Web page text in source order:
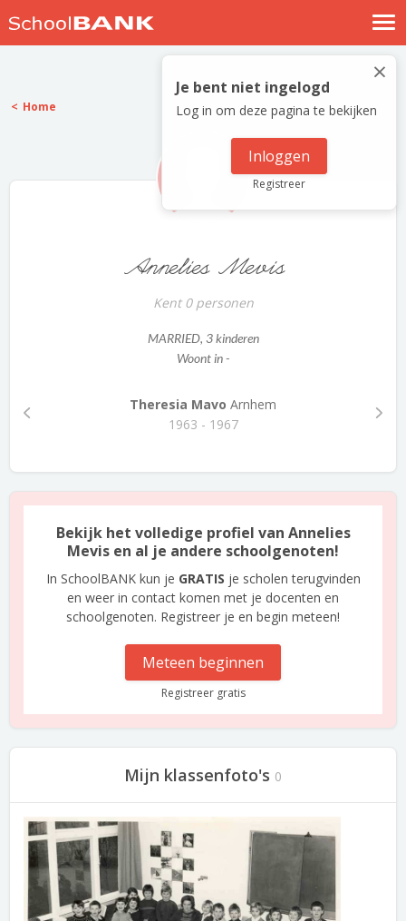
Nostalgische verhalen
Log in
Meld je gratis aan
×
Je bent niet ingelogd
Log in om deze pagina te bekijken
Inloggen
Registreer
Home
Annelies Mevis
Kent 0 personen
MARRIED, 3 kinderen
Woont in -
Theresia Mavo Arnhem
1963 - 1967
Bekijk het volledige profiel van Annelies
Mevis en al je andere schoolgenoten!
In SchoolBANK kun je GRATIS je scholen terugvinden
en weer in contact komen met je docenten en
schoolgenoten. Registreer je en begin meteen!
Meteen beginnen
Registreer gratis
Mijn klassenfoto's 0